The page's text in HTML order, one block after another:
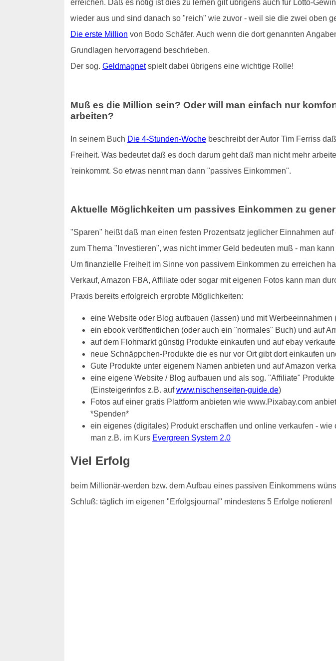
erreichen. Daß es nötig ist dies zu lernen gilt übrigens auch für Lotto-
wieder aus und sind danach so "reich" wie zuvor - weil sie die zwei oben
Die erste Million von Bodo Schäfer. Auch wenn die dort genannten
Grundlagen hervorragend beschrieben.
Der sog. Geldmagnetspielt dabei übrigens eine wichtige Rolle!
Muß es die Million sein? Oder will man einfach nur
arbeiten?
In seinem Buch Die 4-Stunden-Wochebeschreibt der Autor Tim Ferriss
Freiheit. Was bedeutet daß es doch darum geht daß man nicht mehr
'reinkommt. So etwas nennt man dann "passives Einkommen".
Aktuelle Möglichkeiten um passives Einkommen zu
"Sparen" heißt daß man einen festen Prozentsatz jeglicher Einnahmen auf
zum Thema "Investieren", was nicht immer Geld bedeuten muß - man
Um finanzielle Freiheit im Sinne von passivem Einkommen zu erreichen
Verkauf, Amazon FBA, Affiliate oder sogar mit eigenen Fotos kann man
Praxis bereits erfolgreich erprobte Möglichkeiten:
eine Website oder Blog aufbauen (lassen) und mit Werbeeinnahmen
ein ebook veröffentlichen (oder auch ein "normales" Buch) und auf
auf dem Flohmarkt günstig Produkte einkaufen und auf ebay
neue Schnäppchen-Produkte die es nur vor Ort gibt dort einkaufen
Gute Produkte unter eigenem Namen anbieten und auf Amazon
eine eigene Website / Blog aufbauen und als sog. "Affiliate"
(Einsteigerinfos z.B. aufwww.nischenseiten-guide.de)
Fotos auf einer gratis Plattform anbieten wie www.Pixabay.com
*Spenden*
ein eigenes (digitales) Produkt erschaffen und online verkaufen -
man z.B. im Kurs Evergreen System 2.0
Viel Erfolg
beim Millionär-werden bzw. dem Aufbau eines passiven Einkommens
Schluß: täglich im eigenen "Erfolgsjournal" mindestens 5 Erfolge notieren!